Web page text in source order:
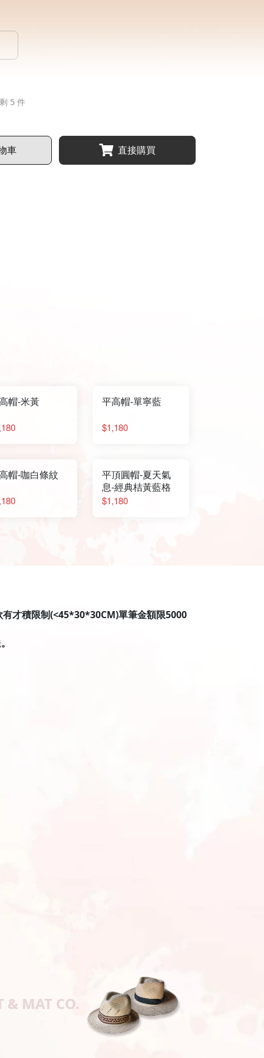
5 件
車 直接購買
帽-米黃 平高帽-單寧藍
$1,180
帽-咖白條紋
平頂圓帽-夏天氣
息-經典桔黃藍格
$1,180
才積限制(<45*30*30CM)單筆金額限5000
& MAT CO.